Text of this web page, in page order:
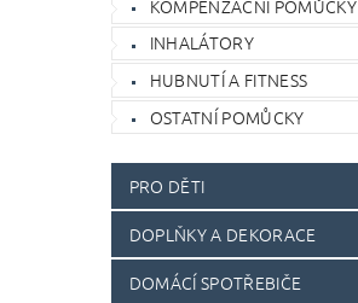
KOMPENZAČNÍ POMŮCKY
INHALÁTORY
HUBNUTÍ A FITNESS
OSTATNÍ POMŮCKY
PRO DĚTI
DOPLŇKY A DEKORACE
DOMÁCÍ SPOTŘEBIČE